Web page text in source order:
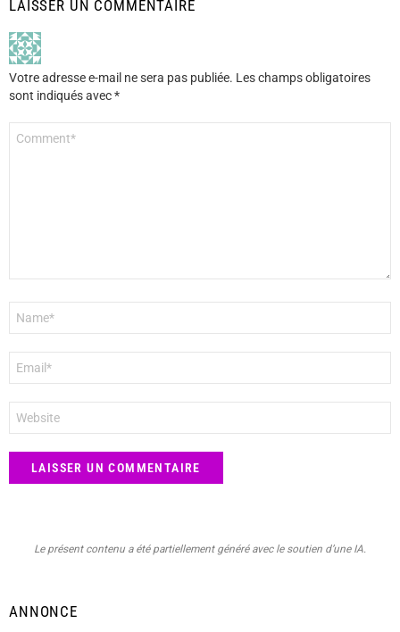
LAISSER UN COMMENTAIRE
Votre adresse e-mail ne sera pas publiée. Les champs obligatoires
sont indiqués avec*
mail
*
web
Le présent contenu a été partiellement généré avec le soutien d’une IA.
ANNONCE